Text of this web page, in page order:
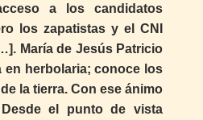
a los candidatos
los zapatistas y el CNI
María de Jesús Patricio
en herbolaria; conoce los
la tierra. Con ese ánimo
el punto de vista